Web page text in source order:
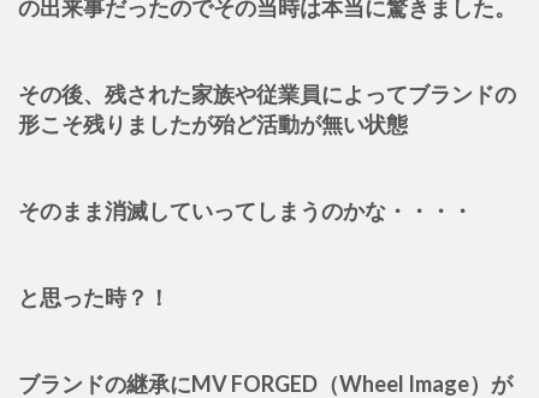
の出来事だったのでその当時は本当に驚きました。
その後、残された家族や従業員によってブランドの
形こそ残りましたが殆ど活動が無い状態
そのまま消滅していってしまうのかな・・・・
と思った時？！
ブランドの継承にMV FORGED（Wheel Image）が